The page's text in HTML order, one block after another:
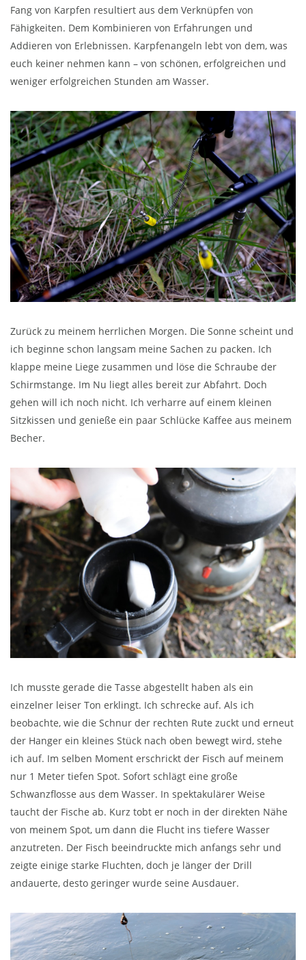
Fang von Karpfen resultiert aus dem Verknüpfen von
Fähigkeiten. Dem Kombinieren von Erfahrungen und
Addieren von Erlebnissen. Karpfenangeln lebt von dem, was
euch keiner nehmen kann – von schönen, erfolgreichen und
weniger erfolgreichen Stunden am Wasser.
Zurück zu meinem herrlichen Morgen. Die Sonne scheint und
ich beginne schon langsam meine Sachen zu packen. Ich
klappe meine Liege zusammen und löse die Schraube der
Schirmstange. Im Nu liegt alles bereit zur Abfahrt. Doch
gehen will ich noch nicht. Ich verharre auf einem kleinen
Sitzkissen und genieße ein paar Schlücke Kaffee aus meinem
Becher.
Ich musste gerade die Tasse abgestellt haben als ein
einzelner leiser Ton erklingt. Ich schrecke auf. Als ich
beobachte, wie die Schnur der rechten Rute zuckt und erneut
der Hanger ein kleines Stück nach oben bewegt wird, stehe
ich auf. Im selben Moment erschrickt der Fisch auf meinem
nur 1 Meter tiefen Spot. Sofort schlägt eine große
Schwanzflosse aus dem Wasser. In spektakulärer Weise
taucht der Fische ab. Kurz tobt er noch in der direkten Nähe
von meinem Spot, um dann die Flucht ins tiefere Wasser
anzutreten. Der Fisch beeindruckte mich anfangs sehr und
zeigte einige starke Fluchten, doch je länger der Drill
andauerte, desto geringer wurde seine Ausdauer.